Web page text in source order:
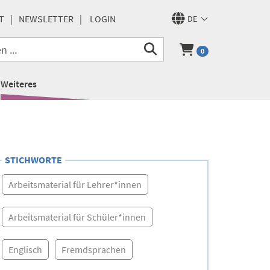
DE
NEWSLETTER LOGIN
0
Weiteres
STICHWORTE
Arbeitsmaterial für Lehrer*innen
Arbeitsmaterial für Schüler*innen
Englisch Fremdsprachen